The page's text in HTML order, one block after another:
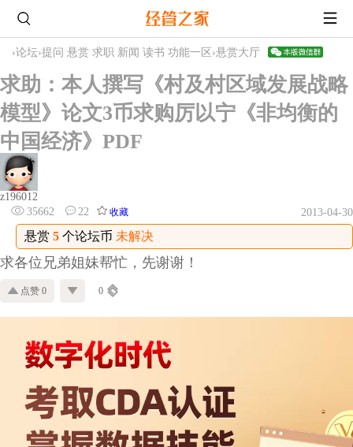
›论坛›提问 悬赏 求职 新闻 读书 功能一区 ›悬赏大厅
求助：本人撰写《村及村区域发展战略
模型》论文3币求购厉以宁《非均衡的
中国经济》PDF
z196012
35662
22 收藏 2013-04-30
悬赏 5 个论坛币 未解决
求各位兄弟姐妹帮忙，先谢谢！
点赞 0 0